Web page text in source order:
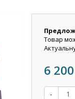
Товар
6 200
-